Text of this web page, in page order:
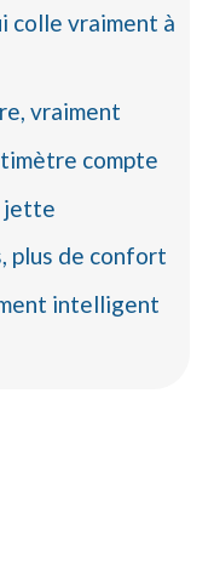
colle vraiment à
vraiment
compte
jette
plus de confort
intelligent